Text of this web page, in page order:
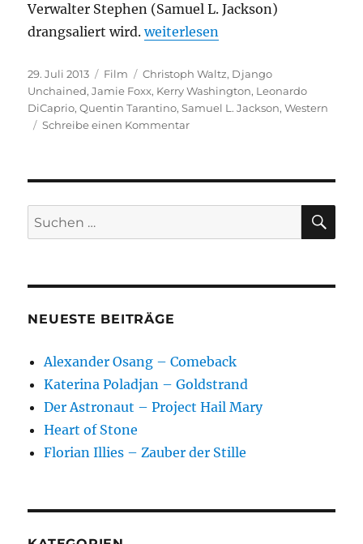
Verwalter Stephen (Samuel L. Jackson)
drangsaliert wird.„Django Unchained“
weiterlesen
Veröffentlicht
am
29. Juli 2013 Kategorien
Film Schlagwörter
Christoph Waltz, Django
Unchained,Jamie Foxx, Kerry Washington, Leonardo
DiCaprio,Quentin Tarantino,Samuel L. Jackson,Western
Schreibe einen Kommentarzu
Suchen
nach:
NEUESTE BEITRÄGE
Alexander Osang – Comeback
Katerina Poladjan – Goldstrand
Der Astronaut – Project Hail Mary
Heart of Stone
Florian Illies – Zauber der Stille